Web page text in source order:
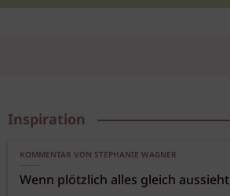
Inspiration
KOMMENTAR VON STEPHANIE WAGNER
Wenn plötzlich alles gleich aussieht